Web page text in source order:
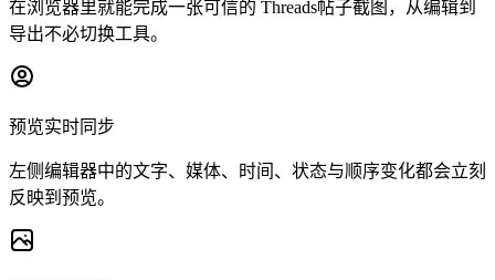
在浏览器里就能完成一张可信的 Threads帖子截图，从编辑到
导出不必切换工具。
预览实时同步
左侧编辑器中的文字、媒体、时间、状态与顺序变化都会立刻
反映到预览。